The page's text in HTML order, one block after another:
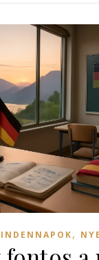
,